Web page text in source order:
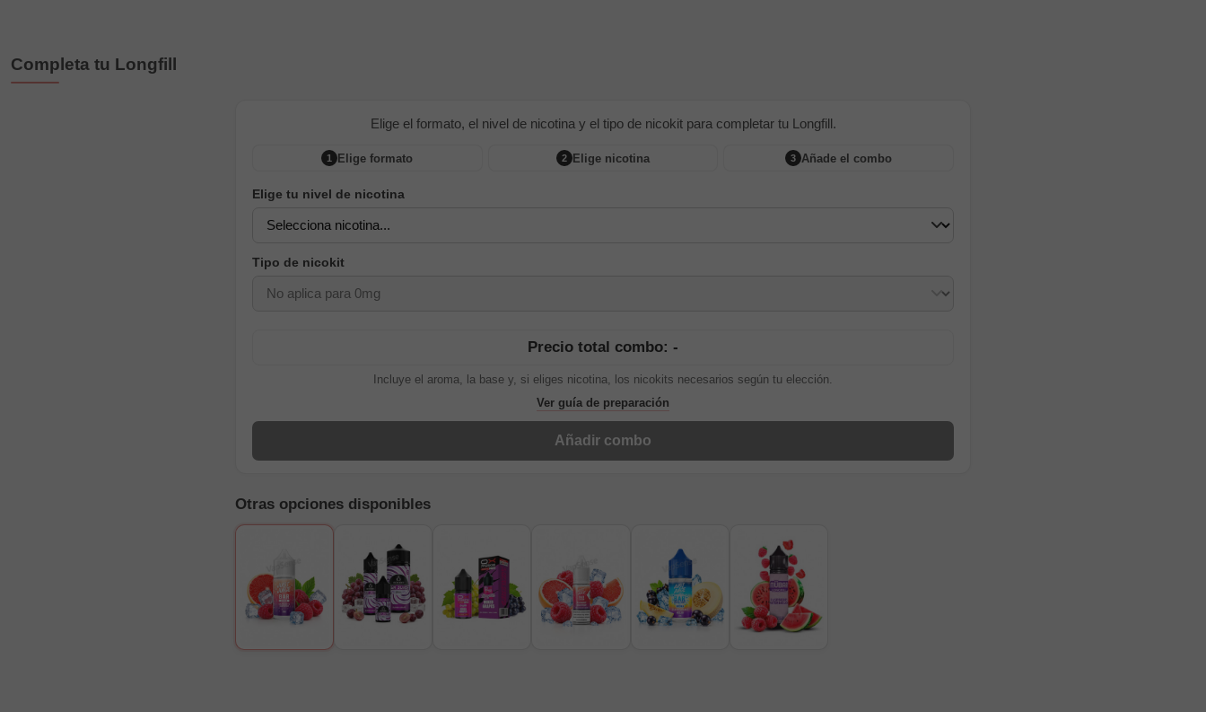
Completa tu Longfill
Elige el formato, el nivel de nicotina y el tipo de nicokit para completar tu Longfill.
1 Elige formato 2 Elige nicotina 3 Añade el combo
Elige tu nivel de nicotina
Tipo de nicokit
Precio total combo: -
Incluye el aroma, la base y, si eliges nicotina, los nicokits necesarios según tu elección.
Ver guía de preparación
Añadir combo
Otras opciones disponibles